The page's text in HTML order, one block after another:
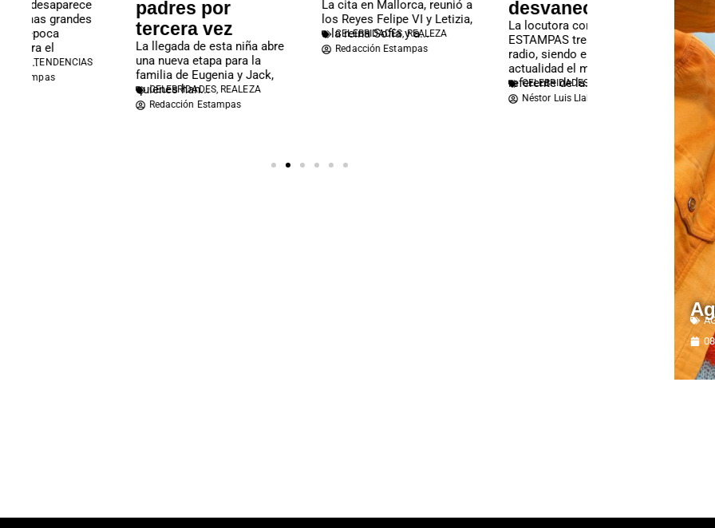
padres por
tercera vez
La llegada de esta niña abre
una nueva etapa para la
familia de Eugenia y Jack,
REALEZA
Redacción Estampas
La cita en Mallorca, reunió a
los Reyes Felipe VI y Letizia,
a la reina Sofía y a...
CELEBRIDADES
REALEZA
Redacción Estampas
desvanece»
La locutora comparte con
ESTAMPAS tres décadas de
radio, siendo en la
actualidad el mayor
ENTREVISTAS
Néstor Luis Llabanero
Durante su trayectoria
telenovelas que
época en la historia de
televisión venezolana...
,
Redacción Estampas